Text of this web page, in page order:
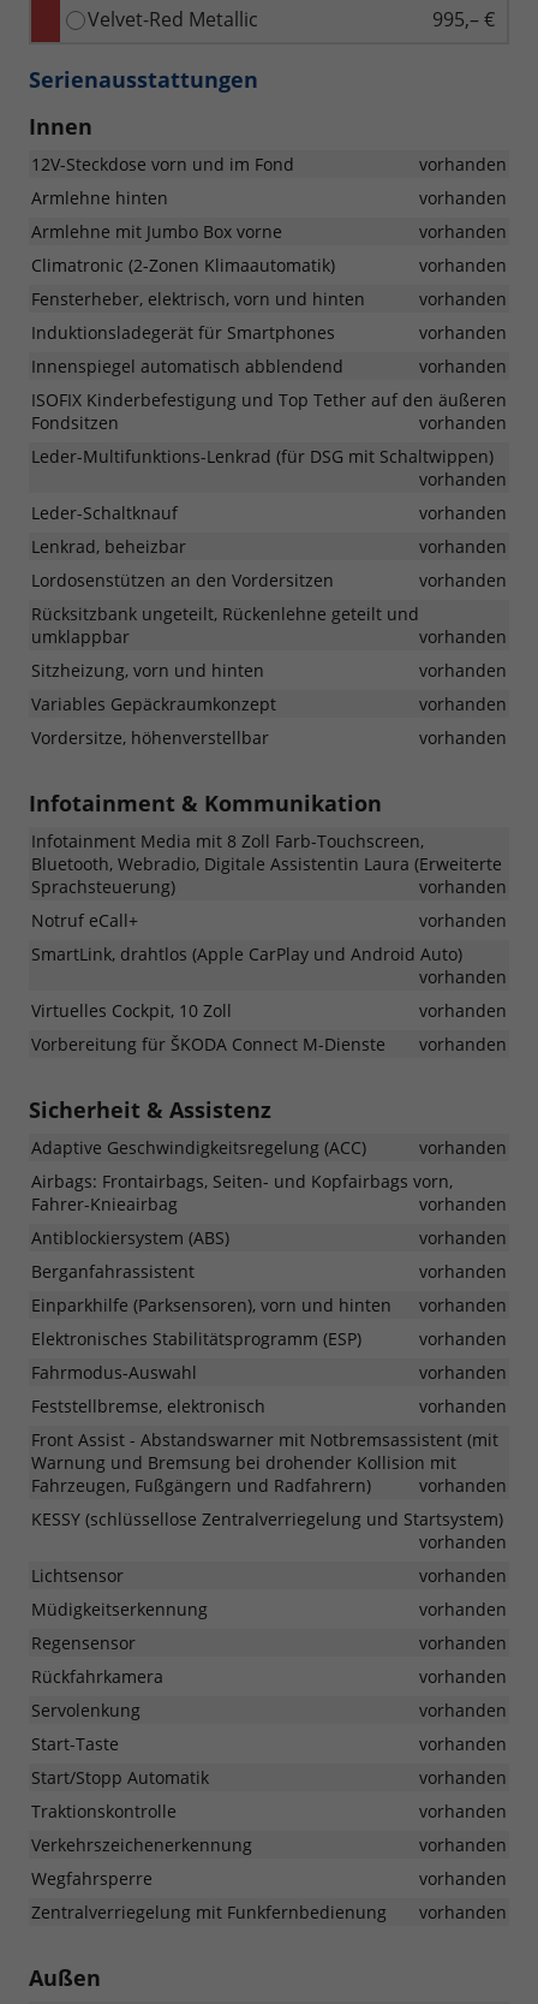
Velvet-Red Metallic
995,– €
Serienausstattungen
Innen
12V-Steckdose vorn und im Fond
vorhanden
Armlehne hinten
vorhanden
Armlehne mit Jumbo Box vorne
vorhanden
Climatronic (2-Zonen Klimaautomatik)
vorhanden
Fensterheber, elektrisch, vorn und hinten
vorhanden
Induktionsladegerät für Smartphones
vorhanden
Innenspiegel automatisch abblendend
vorhanden
ISOFIX Kinderbefestigung und Top Tether auf den äußeren
Fondsitzen
vorhanden
Leder-Multifunktions-Lenkrad (für DSG mit Schaltwippen)
vorhanden
Leder-Schaltknauf
vorhanden
Lenkrad, beheizbar
vorhanden
Lordosenstützen an den Vordersitzen
vorhanden
Rücksitzbank ungeteilt, Rückenlehne geteilt und
umklappbar
vorhanden
Sitzheizung, vorn und hinten
vorhanden
Variables Gepäckraumkonzept
vorhanden
Vordersitze, höhenverstellbar
vorhanden
Infotainment & Kommunikation
Infotainment Media mit 8 Zoll Farb-Touchscreen,
Bluetooth, Webradio, Digitale Assistentin Laura (Erweiterte
Sprachsteuerung)
vorhanden
Notruf eCall+
vorhanden
SmartLink, drahtlos (Apple CarPlay und Android Auto)
vorhanden
Virtuelles Cockpit, 10 Zoll
vorhanden
Vorbereitung für ŠKODA Connect M-Dienste
vorhanden
Sicherheit & Assistenz
Adaptive Geschwindigkeitsregelung (ACC)
vorhanden
Airbags: Frontairbags, Seiten- und Kopfairbags vorn,
Fahrer-Knieairbag
vorhanden
Antiblockiersystem (ABS)
vorhanden
Berganfahrassistent
vorhanden
Einparkhilfe (Parksensoren), vorn und hinten
vorhanden
Elektronisches Stabilitätsprogramm (ESP)
vorhanden
Fahrmodus-Auswahl
vorhanden
Feststellbremse, elektronisch
vorhanden
Front Assist - Abstandswarner mit Notbremsassistent (mit
Warnung und Bremsung bei drohender Kollision mit
Fahrzeugen, Fußgängern und Radfahrern)
vorhanden
KESSY (schlüssellose Zentralverriegelung und Startsystem)
vorhanden
Lichtsensor
vorhanden
Müdigkeitserkennung
vorhanden
Regensensor
vorhanden
Rückfahrkamera
vorhanden
Servolenkung
vorhanden
Start-Taste
vorhanden
Start/Stopp Automatik
vorhanden
Traktionskontrolle
vorhanden
Verkehrszeichenerkennung
vorhanden
Wegfahrsperre
vorhanden
Zentralverriegelung mit Funkfernbedienung
vorhanden
Außen